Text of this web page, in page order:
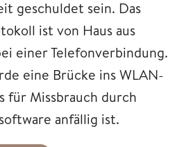
geschuldet sein. Das
ist von Haus aus
einer Telefonverbindung.
eine Brücke ins WLAN-
für Missbrauch durch
anfällig ist.